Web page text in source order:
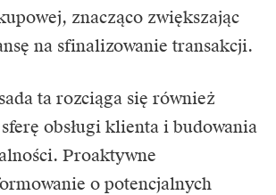
znacząco zwiększając
na sfinalizowanie transakcji.
ta rozciąga się również
obsługi klienta i budowania
Proaktywne
o potencjalnych